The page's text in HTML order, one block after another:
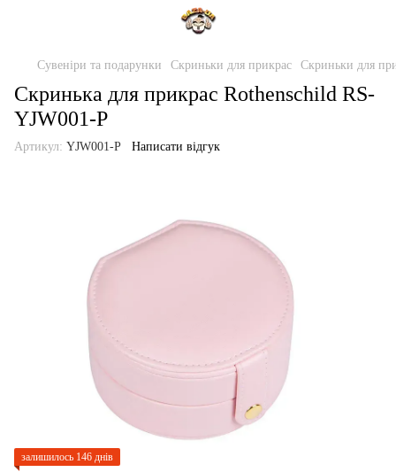
Сувеніри та подарунки Скриньки для прикрас Скриньки для
Скринька для прикрас Rothenschild RS-
YJW001-P
Артикул: YJW001-P Написати відгук
залишилось 146 днів